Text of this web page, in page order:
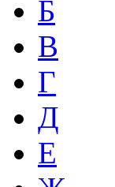
Б
В
Г
Д
Е